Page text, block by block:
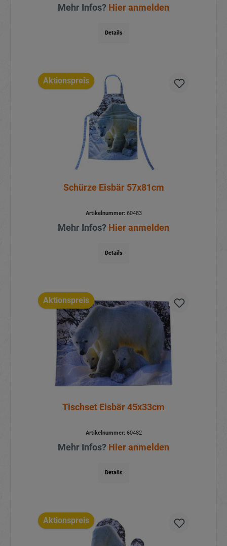
Mehr Infos? Hier anmelden
Details
Aktionspreis
Schürze Eisbär 57x81cm
Artikelnummer:60483
Mehr Infos? Hier anmelden
Details
Aktionspreis
Tischset Eisbär 45x33cm
Artikelnummer:60482
Mehr Infos? Hier anmelden
Details
Aktionspreis